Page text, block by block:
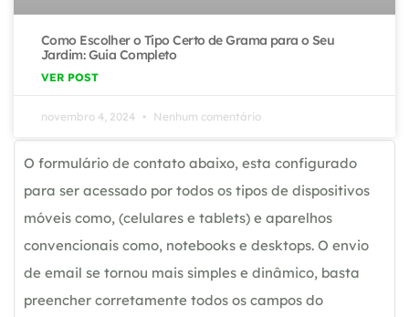
Como Escolher o Tipo Certo de Grama para o Seu
Jardim: Guia Completo
VER POST
novembro 4, 2024 Nenhum comentário
O formulário de contato abaixo, esta configurado
para ser acessado por todos os tipos de dispositivos
móveis como, (celulares e tablets) e aparelhos
convencionais como, notebooks e desktops. O envio
de email se tornou mais simples e dinâmico, basta
preencher corretamente todos os campos do